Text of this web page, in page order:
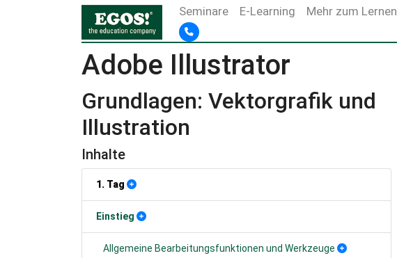
Seminare E-Learning Mehr zum Lernen
Adobe Illustrator
Grundlagen: Vektorgrafik und
Illustration
Inhalte
1. Tag
Einstieg
Allgemeine Bearbeitungsfunktionen und Werkzeuge